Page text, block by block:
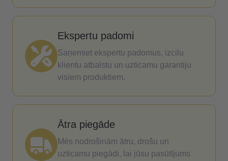
Ekspertu padomi
Saņemiet ekspertu padomus, izcilu
klientu atbalstu un uzticamu garantiju
visiem produktiem.
Ātra piegāde
Mēs nodrošinām ātru, drošu un
uzticamu piegādi, lai jūsu pasūtījums